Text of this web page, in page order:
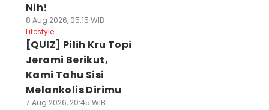
Nih!
8 Aug 2026, 05:15 WIB
Lifestyle
[QUIZ] Pilih Kru Topi
Jerami Berikut,
Kami Tahu Sisi
Melankolis Dirimu
7 Aug 2026, 20:45 WIB